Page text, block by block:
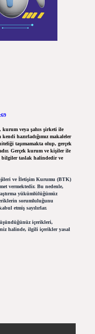
veya şahıs şirketi ile
hazırladığımız makaleler
taşımamakta olup, gerçek
Gerçek kurum ve kişiler ile
bilgiler taslak halindedir ve
ve İletişim Kurumu (BTK)
vermektedir. Bu nedenle,
yükümlülüğümüz
sorumluluğunu
etmiş sayılırlar.
içerikleri,
halinde, ilgili içerikler yasal